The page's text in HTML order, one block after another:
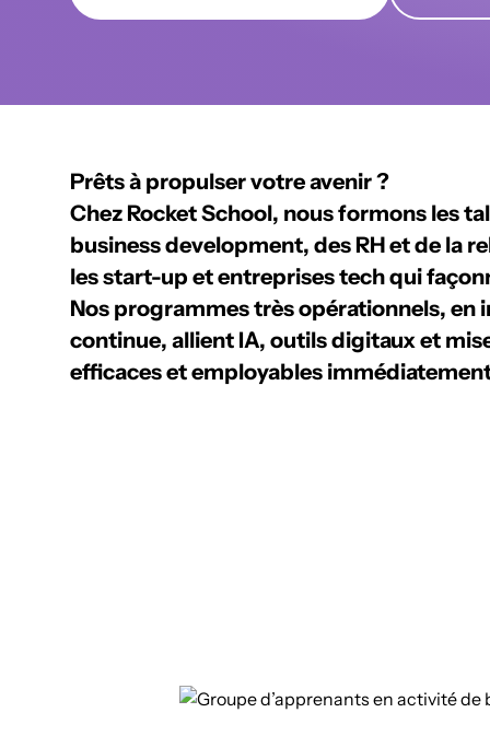
Prêts à propulser votre avenir ?
Chez Rocket School, nous formons les
business development, des RH et de la
lesstart-up et entreprises techqui
Nos programmes très opérationnels, en
continue, allient IA, outils digitaux et
efficaces et employables